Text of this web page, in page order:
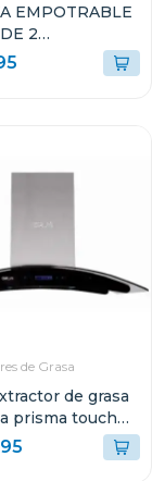
EMPOTRABLE
2
de Grasa
de grasa
prisma touch